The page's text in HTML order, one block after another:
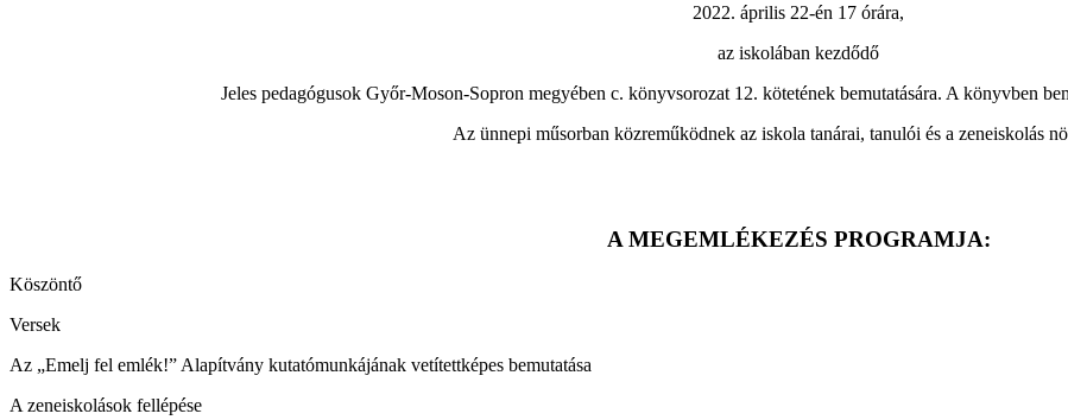
2022. április 22-én 17 órára,
az iskolában kezdődő
Jeles pedagógusok Győr-Moson-Sopron megyében c. könyvsorozat 12. kötetének bemutatására. A könyvben
Az ünnepi műsorban közreműködnek az iskola tanárai, tanulói és a zeneiskolás
A MEGEMLÉKEZÉS PROGRAMJA:
Köszöntő
Versek
Az „Emelj fel emlék!” Alapítvány kutatómunkájának vetítettképes bemutatása
A zeneiskolások fellépése